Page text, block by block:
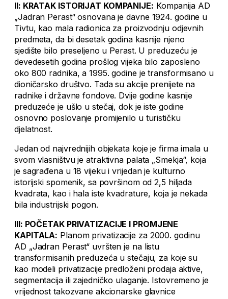
II: KRATAK ISTORIJAT KOMPANIJE: Kompanija AD
„Jadran Perast“ osnovana je davne 1924. godine u
Tivtu, kao mala radionica za proizvodnju odjevnih
predmeta, da bi desetak godina kasnije njeno
sjedište bilo preseljeno u Perast. U preduzeću je
devedesetih godina prošlog vijeka bilo zaposleno
oko 800 radnika, a 1995. godine je transformisano u
dioničarsko društvo. Tada su akcije prenijete na
radnike i državne fondove. Dvije godine kasnije
preduzeće je ušlo u stečaj, dok je iste godine
osnovno poslovanje promijenilo u turističku
djelatnost.
Jedan od najvrednijih objekata koje je firma imala u
svom vlasništvu je atraktivna palata „Smekja“, koja
je sagrađena u 18 vijeku i vrijedan je kulturno
istorijski spomenik, sa površinom od 2,5 hiljada
kvadrata, kao i hala iste kvadrature, koja je nekada
bila industrijski pogon.
III: POČETAK PRIVATIZACIJE I PROMJENE
KAPITALA: Planom privatizacije za 2000. godinu
AD „Jadran Perast“ uvršten je na listu
transformisanih preduzeća u stečaju, za koje su
kao modeli privatizacije predloženi prodaja aktive,
segmentacija ili zajedničko ulaganje. Istovremeno je
vrijednost takozvane akcionarske glavnice